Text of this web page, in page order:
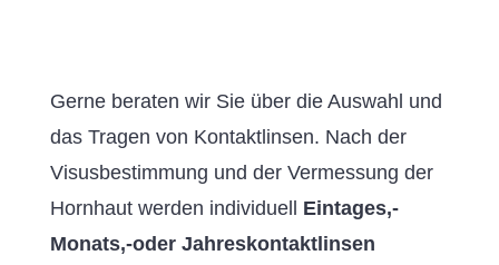
Gerne beraten wir Sie über die Auswahl und
das Tragen von Kontaktlinsen. Nach der
Visusbestimmung und der Vermessung der
Hornhaut werden individuell Eintages,-
Monats,-oder Jahreskontaktlinsen